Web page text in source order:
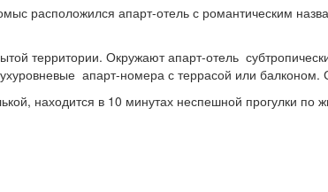
расположился апарт-отель с романтическим
территории. Окружают апарт-отель
апарт-номера с террасой или
находится в 10 минутах неспешной прогулки по